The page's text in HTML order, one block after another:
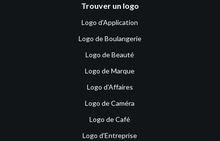
Trouver un logo
Logo d'Application
Logo de Boulangerie
Logo de Beauté
Logo de Marque
Logo d'Affaires
Logo de Caméra
Logo de Café
Logo d'Entreprise